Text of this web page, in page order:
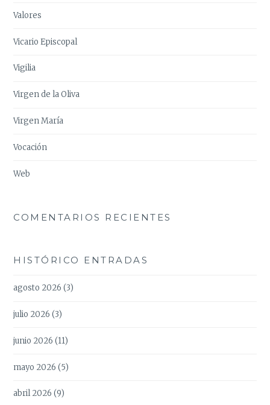
Valores
Vicario Episcopal
Vigilia
Virgen de la Oliva
Virgen María
Vocación
Web
COMENTARIOS RECIENTES
HISTÓRICO ENTRADAS
agosto 2026 (3)
julio 2026 (3)
junio 2026 (11)
mayo 2026 (5)
abril 2026 (9)